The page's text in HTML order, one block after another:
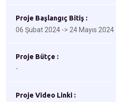
Proje Başlangıç Bitiş :
06 Şubat 2024 -> 24 Mayıs 2024
Proje Bütçe :
-
Proje Video Linki :